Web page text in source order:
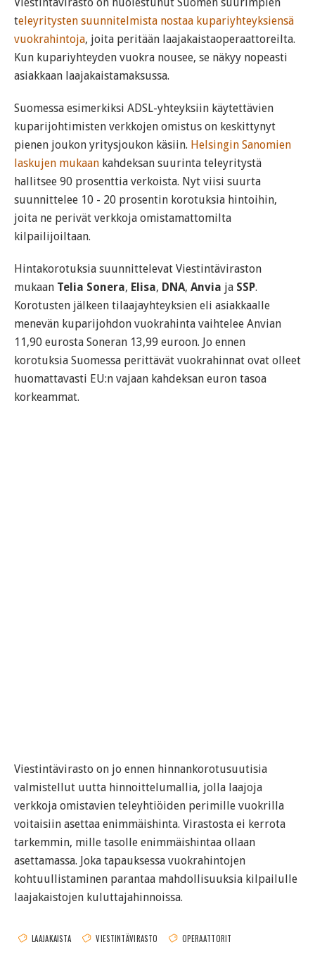
teleyritysten suunnitelmista nostaa kupariyhteyksiensä
vuokrahintoja, joita peritään laajakaistaoperaattoreilta.
Kun kupariyhteyden vuokra nousee, se näkyy nopeasti
asiakkaan laajakaistamaksussa.
Suomessa esimerkiksi ADSL-yhteyksiin käytettävien
kuparijohtimisten verkkojen omistus on keskittynyt
pienen joukon yritysjoukon käsiin. Helsingin Sanomien
laskujen mukaan kahdeksan suurinta teleyritystä
hallitsee 90 prosenttia verkoista. Nyt viisi suurta
suunnittelee 10 - 20 prosentin korotuksia hintoihin,
joita ne perivät verkkoja omistamattomilta
kilpailijoiltaan.
Hintakorotuksia suunnittelevat Viestintäviraston
mukaan Telia Sonera, Elisa, DNA, Anvia ja SSP.
Korotusten jälkeen tilaajayhteyksien eli asiakkaalle
menevän kuparijohdon vuokrahinta vaihtelee Anvian
11,90 eurosta Soneran 13,99 euroon. Jo ennen
korotuksia Suomessa perittävät vuokrahinnat ovat olleet
huomattavasti EU:n vajaan kahdeksan euron tasoa
korkeammat.
Viestintävirasto on jo ennen hinnankorotusuutisia
valmistellut uutta hinnoittelumallia, jolla laajoja
verkkoja omistavien teleyhtiöiden perimille vuokrilla
voitaisiin asettaa enimmäishinta. Virastosta ei kerrota
tarkemmin, mille tasolle enimmäishintaa ollaan
asettamassa. Joka tapauksessa vuokrahintojen
kohtuullistaminen parantaa mahdollisuuksia kilpailulle
laajakaistojen kuluttajahinnoissa.
LAAJAKAISTA VIESTINTÄVIRASTO OPERAATTORIT